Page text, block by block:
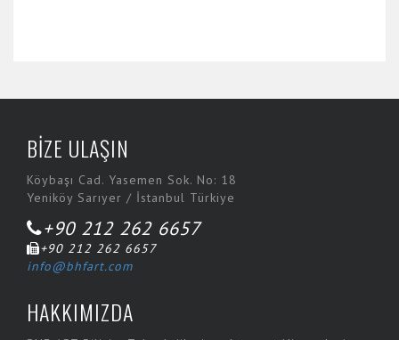
BİZE ULAŞIN
Köybaşı Cad. Yasemen Sok. No: 18
Yeniköy Sarıyer / İstanbul Türkiye
+90 212 262 6657
+90 212 262 6657
info@bhfart.com
HAKKIMIZDA